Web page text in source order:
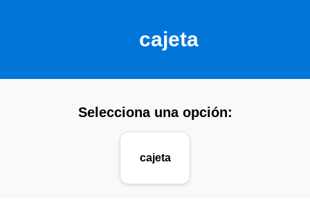
cajeta
Selecciona una opción:
cajeta